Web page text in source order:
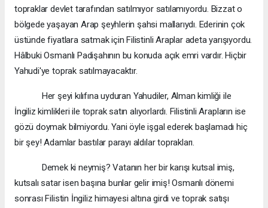
topraklar devlet tarafından satılmıyor satılamıyordu. Bizzat o
bölgede yaşayan Arap şeyhlerin şahsi mallarıydı. Ederinin çok
üstünde fiyatlara satmak için Filistinli Araplar adeta yarışıyordu.
Hâlbuki Osmanlı Padişahının bu konuda açık emri vardır. Hiçbir
Yahudi'ye toprak satılmayacaktır.
Her şeyi kılıfına uyduran Yahudiler, Alman kimliği ile
İngiliz kimlikleri ile toprak satın alıyorlardı. Filistinli Arapların ise
gözü doymak bilmiyordu. Yani öyle işgal ederek başlamadı hiç
bir şey! Adamlar bastılar parayı aldılar toprakları.
Demek ki neymiş? Vatanın her bir karışı kutsal imiş,
kutsalı satar isen başına bunlar gelir imiş! Osmanlı dönemi
sonrası Filistin İngiliz himayesi altına girdi ve toprak satışı